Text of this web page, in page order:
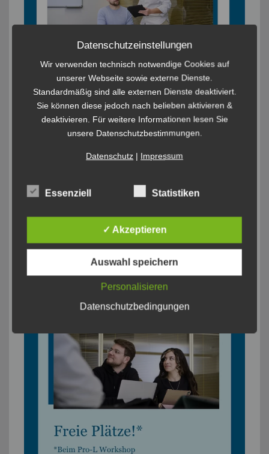
Datenschutzeinstellungen
Wir verwenden technisch notwendige Cookies auf
unserer Webseite sowie externe Dienste.
Standardmäßig sind alle externen Dienste deaktiviert.
Sie können diese jedoch nach belieben aktivieren &
deaktivieren. Für weitere Informationen lesen Sie
unsere Datenschutzbestimmungen.
Datenschutz| Impressum
Essenziell Statistiken
✓ Akzeptieren
Auswahl speichern
Personalisieren
Datenschutzbedingungen